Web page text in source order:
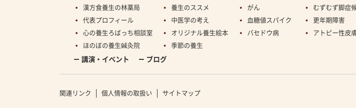
漢方食養生の林薬局
代表プロフィール
心の養生ろばっち相談室
ほのぼの養生鍼灸院
養生のススメ
中医学の考え
オリジナル養生絵本
季節の養生
がん
血糖値スパイク
バセドウ病
むずむず脚症
更年期障害
アトピー性皮
講演・イベント ブログ
関連リンク 個人情報の取扱い サイトマップ